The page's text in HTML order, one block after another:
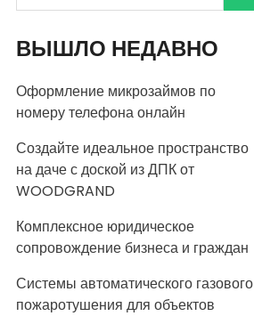
ВЫШЛО НЕДАВНО
Оформление микрозаймов по
номеру телефона онлайн
Создайте идеальное пространство
на даче с доской из ДПК от
WOODGRAND
Комплексное юридическое
сопровождение бизнеса и граждан
Системы автоматического газового
пожаротушения для объектов